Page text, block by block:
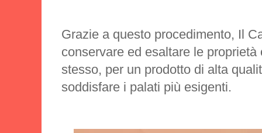
Grazie a questo procedimento, Il
conservare ed esaltare le
stesso, per un prodotto di alta
soddisfare i palati più esigenti.